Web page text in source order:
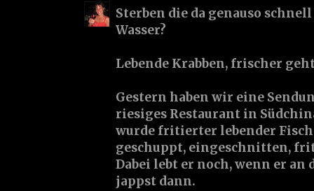
Sterben die da genauso
Wasser?
Lebende Krabben, frischer
Gestern haben wir eine
riesiges Restaurant in
wurde fritierter lebender
geschuppt, eingeschnitten,
Dabei lebt er noch, wenn er an
jappst dann.